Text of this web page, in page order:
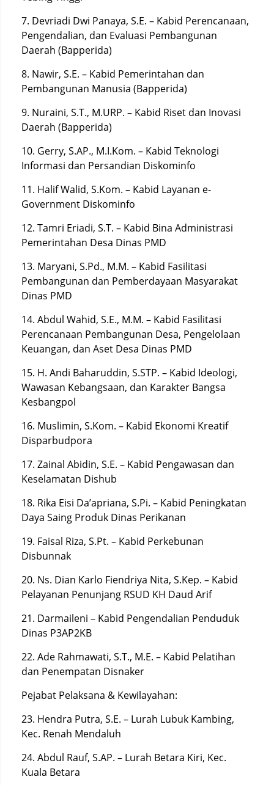
7. Devriadi Dwi Panaya, S.E. – Kabid Perencanaan,
Pengendalian, dan Evaluasi Pembangunan
Daerah (Bapperida)
8. Nawir, S.E. – Kabid Pemerintahan dan
Pembangunan Manusia (Bapperida)
9. Nuraini, S.T., M.URP. – Kabid Riset dan Inovasi
Daerah (Bapperida)
10. Gerry, S.AP., M.I.Kom. – Kabid Teknologi
Informasi dan Persandian Diskominfo
11. Halif Walid, S.Kom. – Kabid Layanan e-
Government Diskominfo
12. Tamri Eriadi, S.T. – Kabid Bina Administrasi
Pemerintahan Desa Dinas PMD
13. Maryani, S.Pd., M.M. – Kabid Fasilitasi
Pembangunan dan Pemberdayaan Masyarakat
Dinas PMD
14. Abdul Wahid, S.E., M.M. – Kabid Fasilitasi
Perencanaan Pembangunan Desa, Pengelolaan
Keuangan, dan Aset Desa Dinas PMD
15. H. Andi Baharuddin, S.STP. – Kabid Ideologi,
Wawasan Kebangsaan, dan Karakter Bangsa
Kesbangpol
16. Muslimin, S.Kom. – Kabid Ekonomi Kreatif
Disparbudpora
17. Zainal Abidin, S.E. – Kabid Pengawasan dan
Keselamatan Dishub
18. Rika Eisi Da’apriana, S.Pi. – Kabid Peningkatan
Daya Saing Produk Dinas Perikanan
19. Faisal Riza, S.Pt. – Kabid Perkebunan
Disbunnak
20. Ns. Dian Karlo Fiendriya Nita, S.Kep. – Kabid
Pelayanan Penunjang RSUD KH Daud Arif
21. Darmaileni – Kabid Pengendalian Penduduk
Dinas P3AP2KB
22. Ade Rahmawati, S.T., M.E. – Kabid Pelatihan
dan Penempatan Disnaker
Pejabat Pelaksana & Kewilayahan:
23. Hendra Putra, S.E. – Lurah Lubuk Kambing,
Kec. Renah Mendaluh
24. Abdul Rauf, S.AP. – Lurah Betara Kiri, Kec.
Kuala Betara